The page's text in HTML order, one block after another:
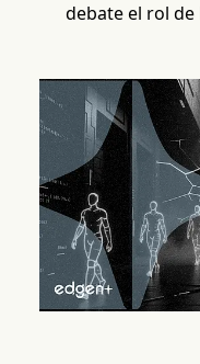
debate el rol de